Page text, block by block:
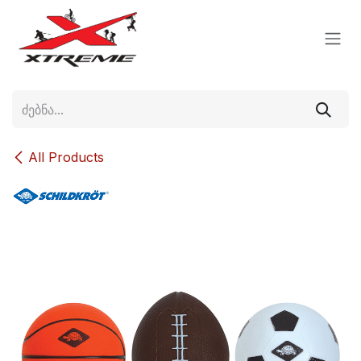
Skip to Content
All Products